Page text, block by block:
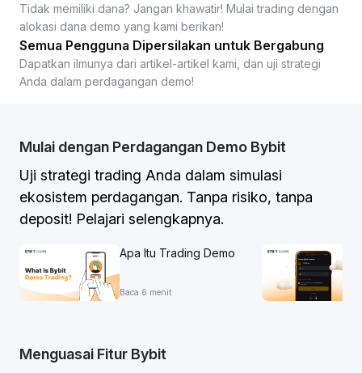
Tidak memiliki dana? Jangan khawatir! Mulai trading dengan
alokasi dana demo yang kami berikan!
Semua Pengguna Dipersilakan untuk Bergabung
Dapatkan ilmunya dari artikel-artikel kami, dan uji strategi
Anda dalam perdagangan demo!
Mulai dengan Perdagangan Demo Bybit
Uji strategi trading Anda dalam simulasi
ekosistem perdagangan. Tanpa risiko, tanpa
deposit! Pelajari selengkapnya.
Apa Itu Trading Demo
Baca 6 menit
Menguasai Fitur Bybit